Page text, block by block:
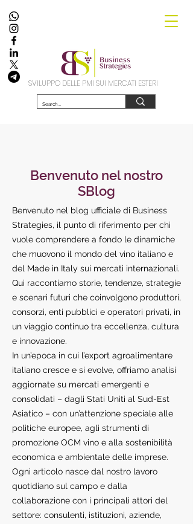
SVILUPPO DELLE PMI SUI MERCATI ESTERI
Benvenuto nel nostro
SBlog
Benvenuto nel blog ufficiale di Business
Strategies, il punto di riferimento per chi
vuole comprendere a fondo le dinamiche
che muovono il mondo del vino italiano e
del Made in Italy sui mercati internazionali.
Qui raccontiamo storie, tendenze, strategie
e scenari futuri che coinvolgono produttori,
consorzi, enti pubblici e operatori privati, in
un viaggio continuo tra eccellenza, cultura
e innovazione.
In un’epoca in cui l’export agroalimentare
italiano cresce e si evolve, offriamo analisi
aggiornate su mercati emergenti e
consolidati – dagli Stati Uniti al Sud-Est
Asiatico – con un’attenzione speciale alle
politiche europee, agli strumenti di
promozione OCM vino e alla sostenibilità
economica e ambientale delle imprese.
Ogni articolo nasce dal nostro lavoro
quotidiano sul campo e dalla
collaborazione con i principali attori del
settore: consulenti, istituzioni, aziende,